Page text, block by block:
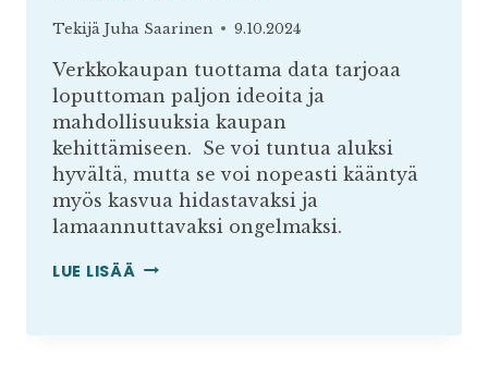
Tekijä Juha Saarinen 9.10.2024
Verkkokaupan tuottama data tarjoaa
loputtoman paljon ideoita ja
mahdollisuuksia kaupan
kehittämiseen. Se voi tuntua aluksi
hyvältä, mutta se voi nopeasti kääntyä
myös kasvua hidastavaksi ja
lamaannuttavaksi ongelmaksi.
LUE LISÄÄ YKSINKERTAINEN